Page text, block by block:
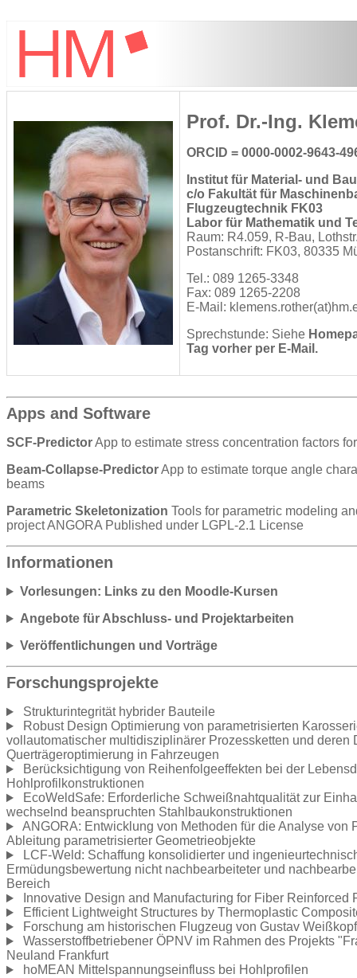
Prof. Dr.-Ing.
ORCID = 0000-0002-9643-
Institut für Material- und
c/o Fakultät für
Flugzeugtechnik FK03
Labor für Mathematik und
Raum: R4.059, R-Bau,
Postanschrift: FK03, 80335
Tel.: 089 1265-3348
Fax: 089 1265-2208
E-Mail:
Sprechstunde: Siehe
Tag vorher per E-Mail.
Apps and Software
SCF-PredictorApp to estimate stress concentration factors
Beam-Collapse-PredictorApp to estimate torque angle
beams
Parametric Skeletonization Tools for parametric modeling
project ANGORA Published under LGPL-2.1 License
Informationen
Vorlesungen: Links zu den Moodle-Kursen
Angebote für Abschluss- und Projektarbeiten
Veröffentlichungen und Vorträge
Forschungsprojekte
Strukturintegrität hybrider Bauteile
Robust Design Optimierung von parametrisierten
vollautomatischer multidisziplinärer Prozessketten und deren
Querträgeroptimierung in Fahrzeugen
Berücksichtigung von Reihenfolgeeffekten bei der
Hohlprofilkonstruktionen
EcoWeldSafe: Erforderliche Schweißnahtqualität zur
wechselnd beanspruchten Stahlbaukonstruktionen
ANGORA: Entwicklung von Methoden für die Analyse von
Ableitung parametrisierter Geometrieobjekte
LCF-Weld: Schaffung konsolidierter und
Ermüdungsbewertung nicht nachbearbeiteter und
Bereich
Innovative Design and Manufacturing for Fiber Reinforced
Efficient Lightweight Structures by Thermoplastic
Forschung am historischen Flugzeug von Gustav
Wasserstoffbetriebener ÖPNV im Rahmen des Projekts
Neuland Frankfurt
hoMEAN Mittelspannungseinfluss bei Hohlprofilen